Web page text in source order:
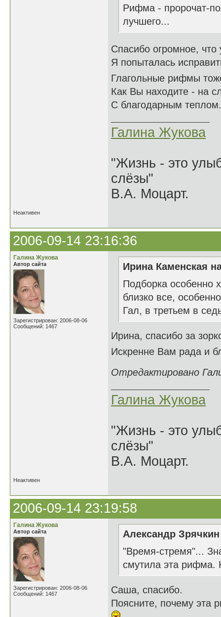
Рифма - пророчат-
лучшего...
Спасибо огромное,
Я попыталась
Глагольные рифмы
Как Вы находите - на
С благодарным
Галина Жукова
"Жизнь - это
слёзы"
В.А. Моцарт.
Неактивен
2006-09-14 23:16:36
Галина Жукова
Автор сайта
Зарегистрирован: 2006-08-06
Сообщений: 1467
Ирина Каменская
Подборка особенно
близко все,
Гал, в третьем в
Ирина, спасибо за
Искренне Вам рада и
Отредактировано
Галина Жукова
"Жизнь - это
слёзы"
В.А. Моцарт.
Неактивен
2006-09-14 23:19:58
Галина Жукова
Автор сайта
Зарегистрирован: 2006-08-06
Сообщений: 1467
Александр
"Время-стремя"...
смутила эта рифма.
Саша, спасибо.
Поясните, почему эта